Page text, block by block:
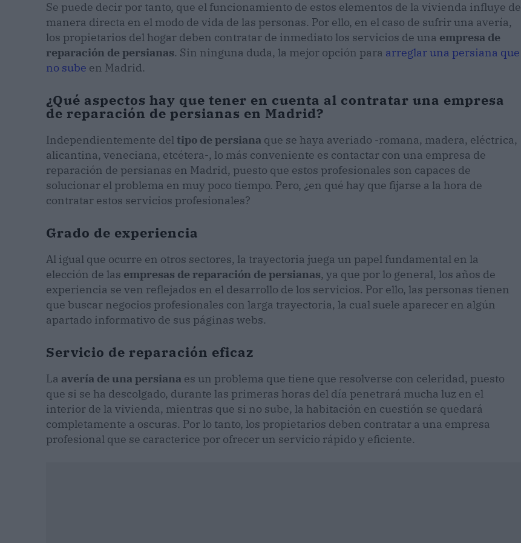
Se puede decir por tanto, que el funcionamiento de estos elementos de la vivienda influye de
manera directa en el modo de vida de las personas. Por ello, en el caso de sufrir una avería,
los propietarios del hogar deben contratar de inmediato los servicios de una empresa de
reparación de persianas. Sin ninguna duda, la mejor opción para arreglar una persiana que
no sube en Madrid.
¿Qué aspectos hay que tener en cuenta al contratar una empresa
de reparación de persianas en Madrid?
Independientemente deltipo de persiana que se haya averiado -romana, madera, eléctrica,
alicantina, veneciana, etcétera-, lo más conveniente es contactar con una empresa de
reparación de persianas en Madrid, puesto que estos profesionales son capaces de
solucionar el problema en muy poco tiempo. Pero, ¿en qué hay que fijarse a la hora de
contratar estos servicios profesionales?
Grado de experiencia
Al igual que ocurre en otros sectores, la trayectoria juega un papel fundamental en la
elección de las empresas de reparación de persianas, ya que por lo general, los años de
experiencia se ven reflejados en el desarrollo de los servicios. Por ello, las personas tienen
que buscar negocios profesionales con larga trayectoria, la cual suele aparecer en algún
apartado informativo de sus páginas webs.
Servicio de reparación eficaz
La avería de una persiana es un problema que tiene que resolverse con celeridad, puesto
que si se ha descolgado, durante las primeras horas del día penetrará mucha luz en el
interior de la vivienda, mientras que si no sube, la habitación en cuestión se quedará
completamente a oscuras. Por lo tanto, los propietarios deben contratar a una empresa
profesional que se caracterice por ofrecer un servicio rápido y eficiente.